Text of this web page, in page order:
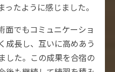
たように感じました。
面でもコミュニケーショ
成長し、互いに高めあう
した。この成果を合宿の